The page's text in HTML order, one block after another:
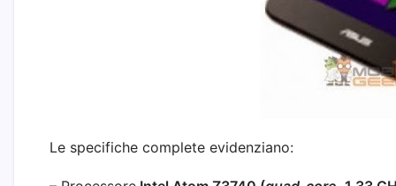
Le specifiche complete evidenziano: